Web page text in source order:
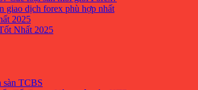
giao dịch forex phù hợp nhất
2025
Nhất 2025
sàn TCBS